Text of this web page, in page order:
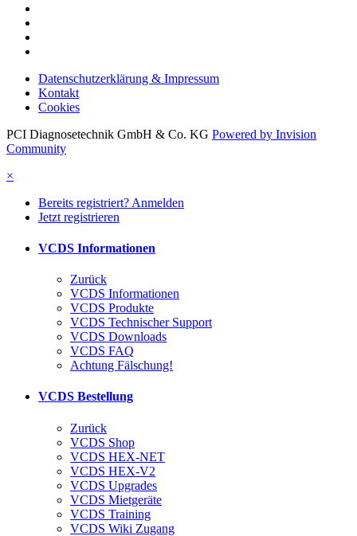
Datenschutzerklärung & Impressum
Kontakt
Cookies
PCI Diagnosetechnik GmbH & Co. KG Powered by Invision
Community
×
Bereits registriert? Anmelden
Jetzt registrieren
VCDS Informationen
Zurück
VCDS Informationen
VCDS Produkte
VCDS Technischer Support
VCDS Downloads
VCDS FAQ
Achtung Fälschung!
VCDS Bestellung
Zurück
VCDS Shop
VCDS HEX-NET
VCDS HEX-V2
VCDS Upgrades
VCDS Mietgeräte
VCDS Training
VCDS Wiki Zugang